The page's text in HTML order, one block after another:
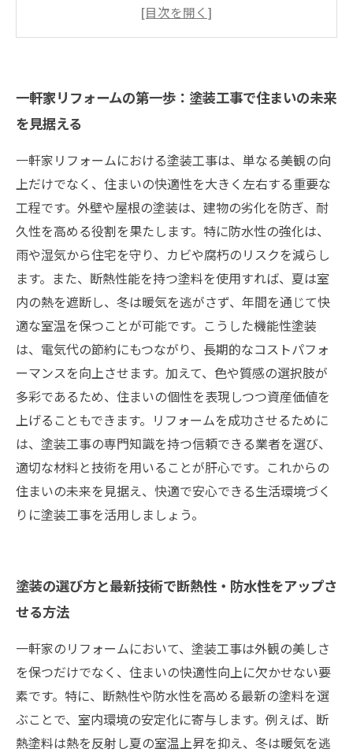
実際の施工事例紹介：塗装工事で変わる住まい
ちする秘訣
理想の住まいを実現するための塗装工事総まと
外壁や屋根の塗装がもたらす住まいの美しさと
安心感
快適な暮らしを支える塗装工事の基礎知識と最
新トレンド
一軒家リフォームの第一歩：塗装工事で住まいの未来
を見据える
一軒家リフォームにおける塗装工事は、単なる美観の向
上だけでなく、住まいの快適性を大きく左右する重要な
工程です。外壁や屋根の塗装は、建物の劣化を防ぎ、耐
久性を高める役割を果たします。特に防水性の強化は、
雨や湿気から住宅を守り、カビや腐朽のリスクを減らし
ます。また、断熱性能を持つ塗料を使用すれば、夏は室
内の熱を遮断し、冬は暖気を逃がさず、年間を通じて快
適な室温を保つことが可能です。こうした機能性塗装
は、電気代の節約にもつながり、長期的なコストパフォ
ーマンスを向上させます。加えて、色や質感の選択肢が
多彩であるため、住まいの個性を表現しつつ資産価値を
上げることもできます。リフォームを成功させるために
は、塗装工事の専門知識を持つ信頼できる業者を選び、
適切な材料と技術を用いることが肝心です。これからの
住まいの未来を見据え、快適で安心できる生活環境づく
りに塗装工事を活用しましょう。
塗装の選び方と最新技術で断熱性・防水性をアップさ
せる方法
一軒家のリフォームにおいて、塗装工事は外観の美しさ
を保つだけでなく、住まいの快適性向上に欠かせない要
素です。特に、断熱性や防水性を高める最新の塗料を選
ぶことで、室内環境の安定化に寄与します。例えば、断
熱塗料は熱を反射し夏の室温上昇を抑え、冬は暖気を逃